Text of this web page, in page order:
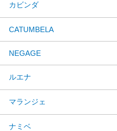
カビンダ
CATUMBELA
NEGAGE
ルエナ
マランジェ
ナミベ